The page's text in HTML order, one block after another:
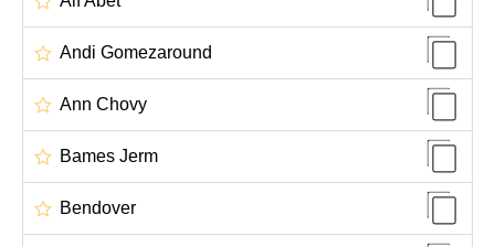
Andi Gomezaround
Ann Chovy
Bames Jerm
Bendover